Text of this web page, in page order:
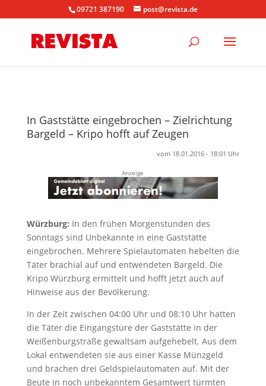
09721 387190 post@revista.de
In Gaststätte eingebrochen – Zielrichtung
Bargeld – Kripo hofft auf Zeugen
vom 18.01.2016 - 18:01 Uhr
Anzeige
Würzburg: In den frühen Morgenstunden des
Sonntags sind Unbekannte in eine Gaststätte
eingebrochen. Mehrere Spielautomaten hebelten die
Täter brachial auf und entwendeten Bargeld. Die
Kripo Würzburg ermittelt und hofft jetzt auch auf
Hinweise aus der Bevölkerung.
In der Zeit zwischen 04:00 Uhr und 08:10 Uhr hatten
die Täter die Eingangstüre der Gaststätte in der
Weißenburgstraße gewaltsam aufgehebelt. Aus dem
Lokal entwendeten sie aus einer Kasse Münzgeld
und brachen drei Geldspielautomaten auf. Mit der
Beute in noch unbekanntem Gesamtwert türmten